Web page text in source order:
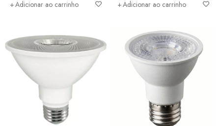
Adicionar ao carrinho Adicionar ao carrinho